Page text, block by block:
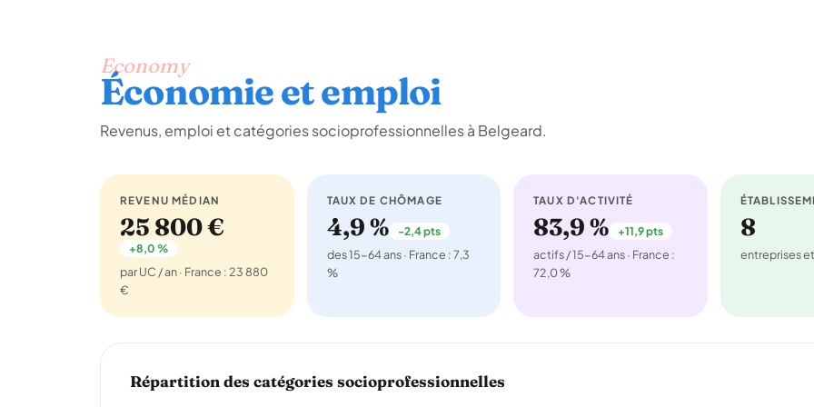
Economy
Économie et emploi
Revenus, emploi et catégories socioprofessionnelles à Belgeard.
REVENU MÉDIAN
25 800 €
+8,0 %
par UC / an · France : 23 880
€
TAUX DE CHÔMAGE
4,9 % -2,4 pts
des 15-64 ans · France : 7,3
%
TAUX D'ACTIVITÉ
83,9 % +11,9 pts
actifs / 15-64 ans · France :
72,0 %
8
entreprises
Répartition des catégories socioprofessionnelles